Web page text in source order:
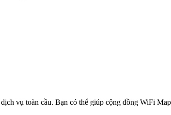
vụ toàn cầu. Bạn có thể giúp cộng đồng WiFi